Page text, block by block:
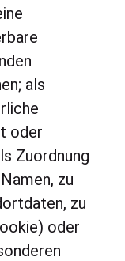
als
oder
Zuordnung
zu
zu
oder